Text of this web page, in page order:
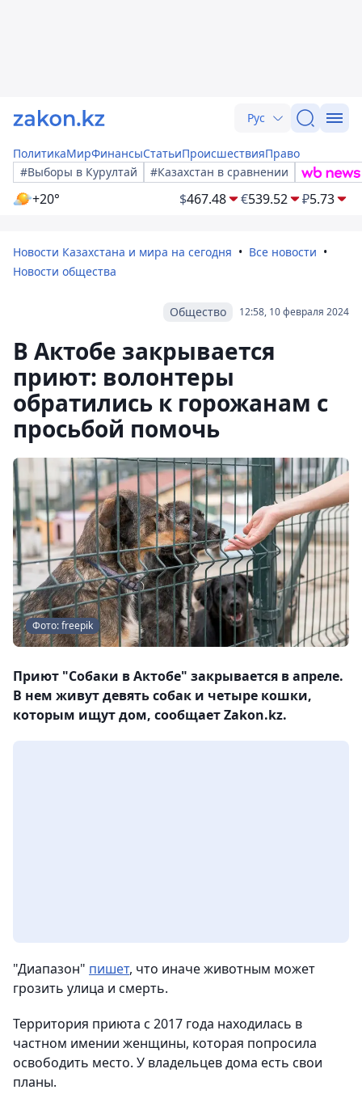
Рус
ПолитикаМирФинансыСтатьиПроисшествияПраво
#Выборы в Курултай
#Казахстан в сравнении
+20° $467.48 €539.52 ₽5.73
Новости Казахстана и мира на сегодня
Все новости
Новости общества
12:58, 10 февраля 2024
Общество
В Актобе закрывается
приют: волонтеры
обратились к горожанам с
просьбой помочь
Фото: freepik
Приют "Собаки в Актобе" закрывается в апреле.
В нем живут девять собак и четыре кошки,
которым ищут дом, сообщает Zakon.kz.
"Диапазон" пишет, что иначе животным может
грозить улица и смерть.
Территория приюта с 2017 года находилась в
частном имении женщины, которая попросила
освободить место. У владельцев дома есть свои
планы.